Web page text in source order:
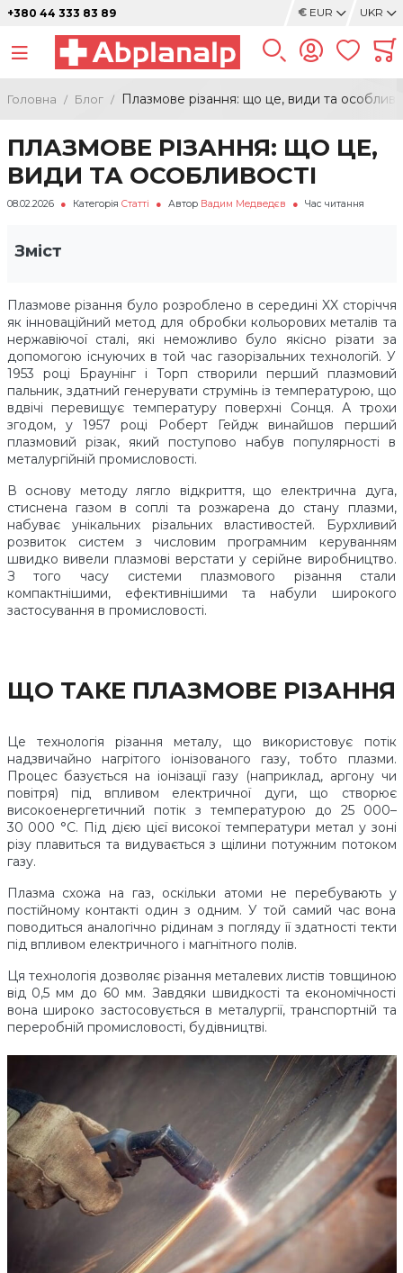
+380 44 333 83 89 € EUR UKR
Головна Блог Плазмове різання: що це, види та
ПЛАЗМОВЕ РІЗАННЯ: ЩО ЦЕ,
ВИДИ ТА ОСОБЛИВОСТІ
08.02.2026 Категорія Статті Автор Вадим Медведєв Час читання
Зміст
Плазмове різання було розроблено в середині XX сторіччя
як інноваційний метод для обробки кольорових металів та
нержавіючої сталі, які неможливо було якісно різати за
допомогою існуючих в той час газорізальних технологій. У
1953 році Браунінг і Торп створили перший плазмовий
пальник, здатний генерувати струмінь із температурою, що
вдвічі перевищує температуру поверхні Сонця. А трохи
згодом, у 1957 році Роберт Гейдж винайшов перший
плазмовий різак, який поступово набув популярності в
металургійній промисловості.
В основу методу лягло відкриття, що електрична дуга,
стиснена газом в соплі та розжарена до стану плазми,
набуває унікальних різальних властивостей. Бурхливий
розвиток систем з числовим програмним керуванням
швидко вивели плазмові верстати у серійне виробництво.
З того часу системи плазмового різання стали
компактнішими, ефективнішими та набули широкого
застосування в промисловості.
ЩО ТАКЕ ПЛАЗМОВЕ РІЗАННЯ
Це технологія різання металу, що використовує потік
надзвичайно нагрітого іонізованого газу, тобто плазми.
Процес базується на іонізації газу (наприклад, аргону чи
повітря) під впливом електричної дуги, що створює
високоенергетичний потік з температурою до 25 000–
30 000 °C. Під дією цієї високої температури метал у зоні
різу плавиться та видувається з щілини потужним потоком
газу.
Плазма схожа на газ, оскільки атоми не перебувають у
постійному контакті один з одним. У той самий час вона
поводиться аналогічно рідинам з погляду її здатності текти
під впливом електричного і магнітного полів.
Ця технологія дозволяє різання металевих листів товщиною
від 0,5 мм до 60 мм. Завдяки швидкості та економічності
вона широко застосовується в металургії, транспортній та
переробній промисловості, будівництві.